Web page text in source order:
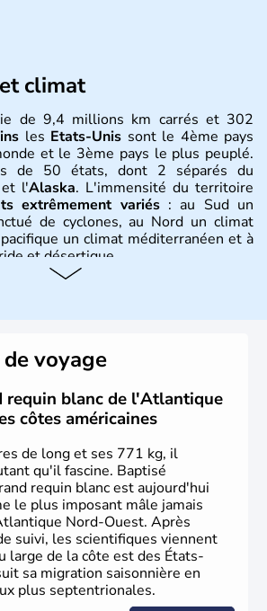
climat
de 9,4 millions km carrés et 302
les Etats-Unis sont le 4ème pays
et le 3ème pays le plus peuplé.
de 50 états, dont 2 séparés du
l'Alaska. L'immensité du territoire
extrêmement variés: au Sud un
de cyclones, au Nord un climat
un climat méditerranéen et à
et désertique.
se sont succédées avant l'arrivée
à la découverte du continent par
en 1492. Les 13 colonies
la Déclaration d'indépendance
leur première constitution en 1787.
marque ensuite l'entrée dans une
intense.
voyage
requin blanc de l'Atlantique
côtes américaines
de long et ses 771 kg, il
qu'il fascine. Baptisé
requin blanc est aujourd'hui
le plus imposant mâle jamais
Nord-Ouest. Après
suivi, les scientifiques viennent
large de la côte est des États-
sa migration saisonnière en
plus septentrionales.